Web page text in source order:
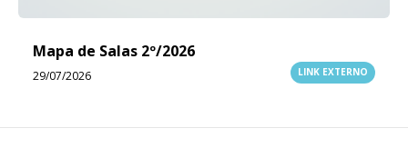
Mapa de Salas 2º/2026
29/07/2026 LINK EXTERNO